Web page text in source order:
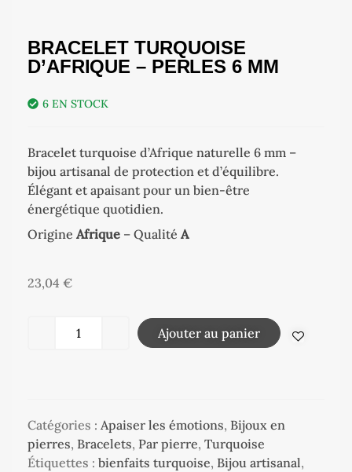
BRACELET TURQUOISE
D’AFRIQUE – PERLES 6 MM
6 EN STOCK
Bracelet turquoise d’Afrique naturelle 6 mm –
bijou artisanal de protection et d’équilibre.
Élégant et apaisant pour un bien-être
énergétique quotidien.
Origine Afrique – Qualité A
23,04 €
Ajouter au panier
Catégories : Apaiser les émotions, Bijoux en
pierres, Bracelets, Par pierre, Turquoise
Étiquettes : bienfaits turquoise, Bijou artisanal,